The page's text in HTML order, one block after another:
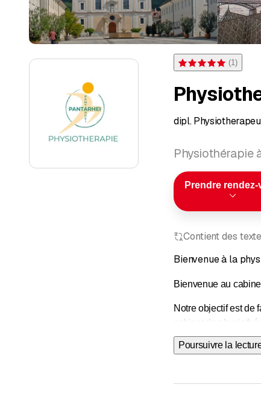
Note 5 sur 5 étoiles
(1)
dipl.
Physiothérapie
Prendre
Contient des
Bienvenue à la
Bienvenue au
Notre objectif est de
cabinet de
nous sommes
Poursuivre la